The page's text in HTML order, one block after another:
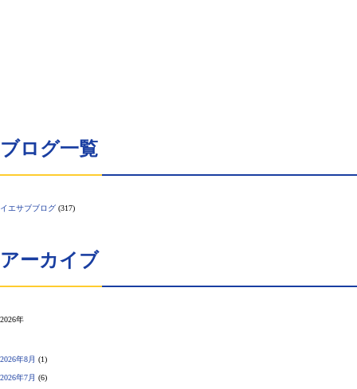
ブログ一覧
イエサブブログ (317)
アーカイブ
2026年
2026年8月 (1)
2026年7月 (6)